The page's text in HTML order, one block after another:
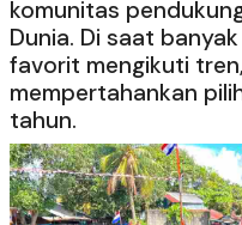
komunitas
Dunia. Di saat
favorit mengikuti
mempertahankan
tahun.